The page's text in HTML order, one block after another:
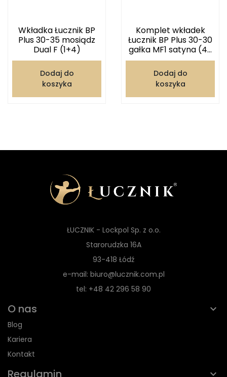
Wkładka Łucznik BP
Plus 30-35 mosiądz
Dual F (1+4)
Dodaj do
koszyka
Komplet wkładek
Łucznik BP Plus 30-30
gałka MF1 satyna (4...
Dodaj do
koszyka
ŁUCZNIK - Lockpol Sp. z o.o.
Starorudzka 16A
93-418 Łódź
e-mail: biuro@lucznik.com.pl
tel: +48 42 296 58 90
O nas
Blog
Kariera
Kontakt
Regulamin